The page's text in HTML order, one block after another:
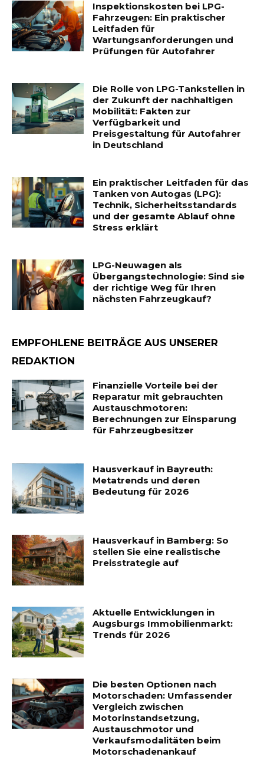
Inspektionskosten bei LPG-
Fahrzeugen: Ein praktischer
Leitfaden für
Wartungsanforderungen und
Prüfungen für Autofahrer
Die Rolle von LPG-Tankstellen in
der Zukunft der nachhaltigen
Mobilität: Fakten zur
Verfügbarkeit und
Preisgestaltung für Autofahrer
in Deutschland
Ein praktischer Leitfaden für das
Tanken von Autogas (LPG):
Technik, Sicherheitsstandards
und der gesamte Ablauf ohne
Stress erklärt
LPG-Neuwagen als
Übergangstechnologie: Sind sie
der richtige Weg für Ihren
nächsten Fahrzeugkauf?
EMPFOHLENE BEITRÄGE AUS UNSERER
REDAKTION
Finanzielle Vorteile bei der
Reparatur mit gebrauchten
Austauschmotoren:
Berechnungen zur Einsparung
für Fahrzeugbesitzer
Hausverkauf in Bayreuth:
Metatrends und deren
Bedeutung für 2026
Hausverkauf in Bamberg: So
stellen Sie eine realistische
Preisstrategie auf
Aktuelle Entwicklungen in
Augsburgs Immobilienmarkt:
Trends für 2026
Die besten Optionen nach
Motorschaden: Umfassender
Vergleich zwischen
Motorinstandsetzung,
Austauschmotor und
Verkaufsmodalitäten beim
Motorschadenankauf